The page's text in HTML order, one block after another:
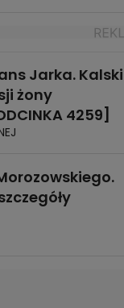
Jarka. Kalski
żony
4259]